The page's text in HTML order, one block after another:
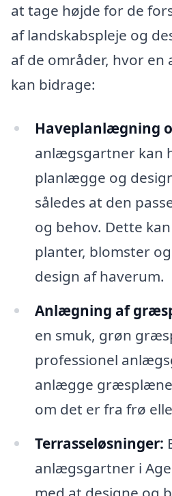
at tage højde for de
af landskabspleje og
af de områder, hvor
kan bidrage:
Haveplanlægning
anlægsgartner kan
planlægge og
således at den
og behov. Dette
planter, blomster
design af haverum.
Anlægning af
en smuk, grøn
professionel
anlægge
om det er fra frø
Terrasseløsninger:
anlægsgartner i